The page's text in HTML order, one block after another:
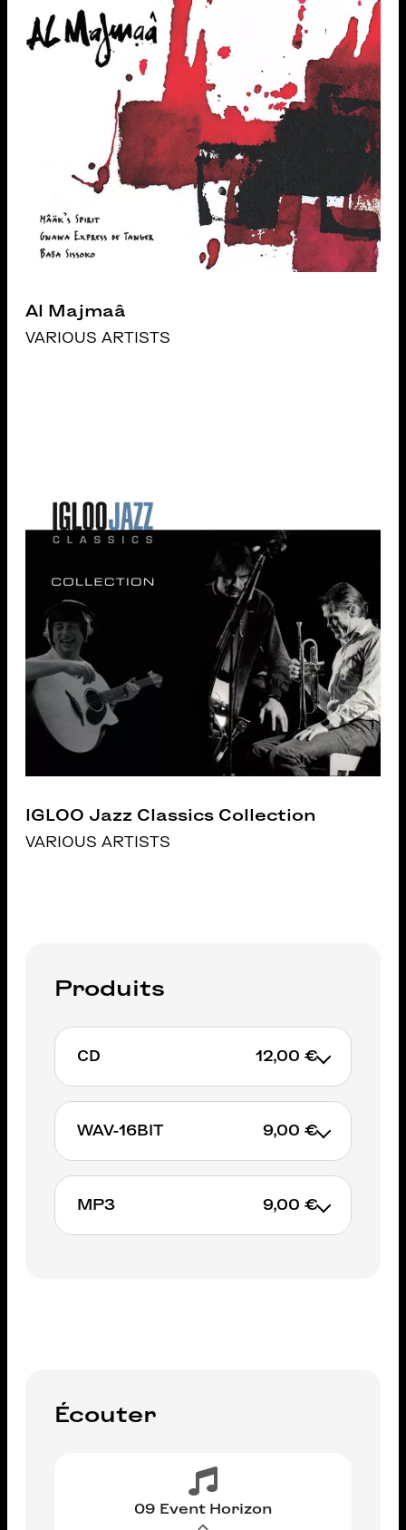
Al Majmaâ
VARIOUS ARTISTS
IGLOO Jazz Classics Collection
VARIOUS ARTISTS
Produits
CD 12,00 €
AJOUTER AU PANIER
WAV-16BIT 9,00 €
AJOUTER AU PANIER
MP3 9,00 €
Écouter
09 Event Horizon